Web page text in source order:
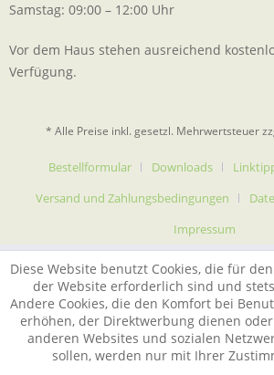
Samstag: 09:00 – 12:00 Uhr
Vor dem Haus stehen ausreichend
Verfügung.
* Alle Preise inkl. gesetzl. Mehrwertsteuer
Bestellformular Downloads
Versand und Zahlungsbedingungen
Impressum
Diese Website benutzt Cookies, die für
der Website erforderlich sind und
Andere Cookies, die den Komfort bei
erhöhen, der Direktwerbung dienen
anderen Websites und sozialen
sollen, werden nur mit Ihrer